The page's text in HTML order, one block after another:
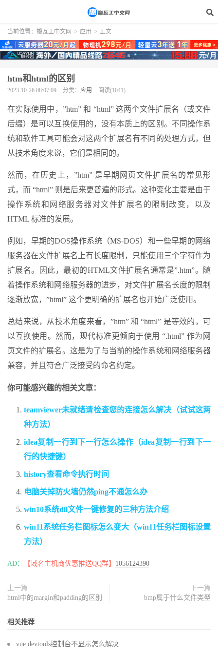
当前位置： 搬瓦工中文网 > 应用 > 正文
htm和html的区别
2023-10-26 08:07:09 分类： 应用 阅读(1041)
在实际使用中，”htm” 和 “html” 这两个文件扩展名（或文件
后缀）是可以互换使用的，没有本质上的区别。不同操作系
统和软件工具可能会对这两个扩展名有不同的处理方式，但
从技术角度来说，它们是相同的。
然而，在历史上，”htm” 是早期网页文件扩展名的常见形
式，而 “html” 则是后来更普遍的形式。这种变化主要是由于
操作系统和网络服务器对文件扩展名的限制改变，以及
HTML 标准的发展。
例如，早期的DOS操作系统（MS-DOS）和一些早期的网络
服务器在文件扩展名上有长度限制，只能使用三个字符作为
扩展名。因此，最初的HTML文件扩展名通常是”.htm”。随
着操作系统和网络服务器的进步，对文件扩展名长度的限制
逐渐放宽，”html” 这个更明确的扩展名也开始广泛使用。
总结来说，从技术角度来看，”htm” 和 “html” 是等效的，可
以互换使用。然而，现代标准更倾向于使用 “.html” 作为网
页文件的扩展名。这是为了与当前的操作系统和网络服务器
兼容，并且符合广泛接受的命名约定。
你可能感兴趣的相关文章：
teamviewer未就绪请检查您的连接怎么解决（试试这两
种方法）
idea复制一行到下一行怎么操作（idea复制一行到下一
行的快捷键）
history查看命令执行时间
电脑关掉防火墙仍然ping不通怎么办
win10系统dll文件一键修复的三种方法介绍
win11系统任务栏图标怎么变大（win11任务栏图标设置
方法）
AD： 【域名主机商优惠推送QQ群】 1056124390
上一篇
html中的margin和padding的区别
下一篇
bmp属于什么文件类型
相关推荐
vue devtools控制台不显示怎么解决